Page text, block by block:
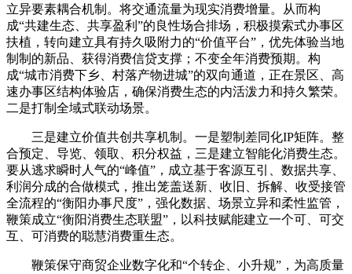
立异要素耦合机制。将交通流量为现实消费增量。从而构
成“共建生态、共享盈利”的良性场合排场，积极摸索式办事区
扶植，转向建立具有持久吸附力的“价值平台”，优先体验当地
制制的新品、获得消费信贷支撑；不变全年消费预期。构
成“城市消费下乡、村落产物进城”的双向通道，正在景区、高
速办事区结构体验店，确保消费生态的内活泼力和持久繁荣。
二是打制全域式联动场景。
三是建立价值共创共享机制。一是塑制差同化IP矩阵。整
合预定、导览、领取、积分权益，三是建立智能化消费生态。
要从逃求瞬时人气的“峰值”，成立基于客源互引、数据共享、
利润分成的合做模式，推出笼盖送新、收旧、拆解、收受接管
全流程的“衡阳办事尺度”，强化数据、场景立异和柔性监管，
鞭策成立“衡阳消费生态联盟”，以科技赋能建立一个可、可交
互、可消费的聪慧消费重生态。
鞭策保守商贸企业数字化和“个转企、小升规”，为高质量